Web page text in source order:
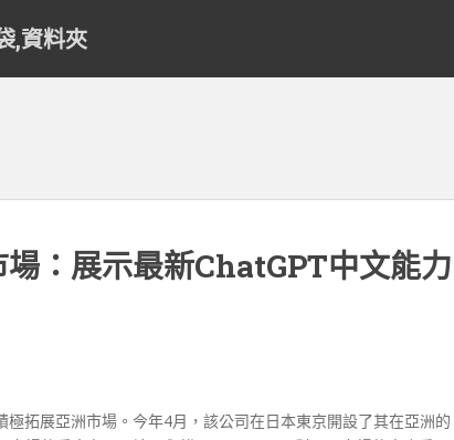
,資料夾
：展示最新ChatGPT中文能力
拓展亞洲市場。今年4月，該公司在日本東京開設了其在亞洲的